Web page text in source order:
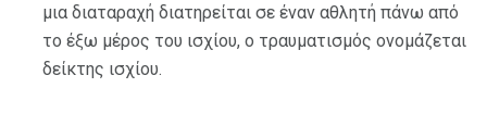
μια διαταραχή διατηρείται σε έναν αθλητή πάνω από
το έξω μέρος του ισχίου, ο τραυματισμός ονομάζεται
δείκτης ισχίου.